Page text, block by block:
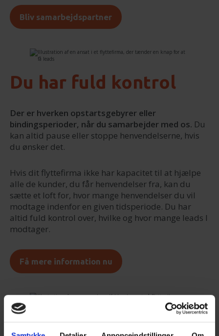
Bliv samarbejdspartner
Du har fuld kontrol
Der er hverken opstartsgebyrer eller
bindingsperioder, når du samarbejder med os. Du
kan altid pause eller stoppe henvendelserne, hvis
du ønsker det.
Hvis dit flyttefirma ikke har kapacitet til at hjælpe
alle de kunder, du får henvendelser fra, kan du
sætte et loft for, hvor mange henvendelser du vil
modtage indenfor en given tidsperiode. Du har
altid fuld kontrol over, hvilke og hvor mange leads I
modtager.
Få mere information nu
Et sikkert system